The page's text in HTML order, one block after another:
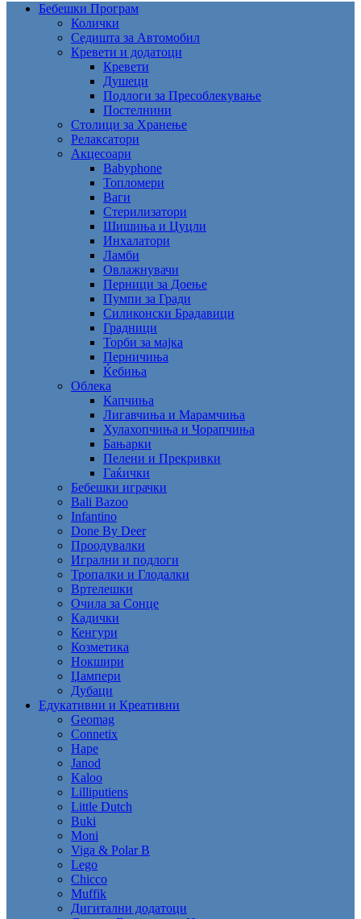
Бебешки Програм
Колички
Седишта за Автомобил
Кревети и додатоци
Кревети
Душеци
Подлоги за Пресоблекување
Постелнини
Столици за Хранење
Релаксатори
Акцесоари
Babyphone
Топломери
Ваги
Стерилизатори
Шишиња и Цуцли
Инхалатори
Ламби
Овлажнувачи
Перници за Доење
Пумпи за Гради
Силиконски Брадавици
Градници
Торби за мајка
Перничиња
Ќебиња
Облека
Капчиња
Лигавчиња и Марамчиња
Хулахопчиња и Чорапчиња
Бањарки
Пелени и Прекривки
Гаќички
Бебешки играчки
Bali Bazoo
Infantino
Done By Deer
Проодувалки
Игрални и подлоги
Тропалки и Глодалки
Вртелешки
Очила за Сонце
Кадички
Кенгури
Козметика
Нокшири
Џампери
Дубаци
Едукативни и Креативни
Geomag
Connetix
Hape
Janod
Kaloo
Lilliputiens
Little Dutch
Buki
Moni
Viga & Polar B
Lego
Chicco
Muffik
Дигитални додатоци